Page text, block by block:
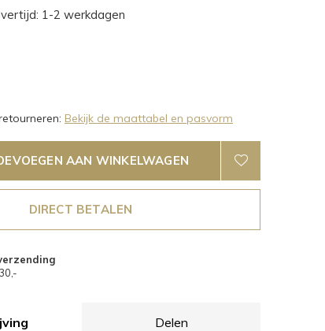
1-2 werkdagen
Bekijk de maattabel en pasvorm
AAN WINKELWAGEN
DIRECT BETALEN
Delen